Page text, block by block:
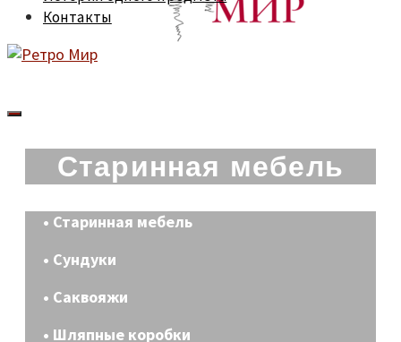
Контакты
Старинная мебель
• Старинная мебель
• Сундуки
• Саквояжи
• Шляпные коробки